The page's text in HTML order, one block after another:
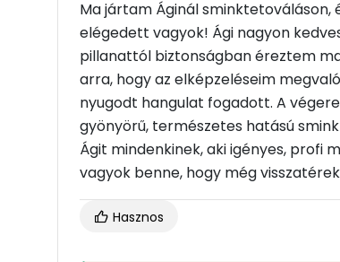
Ma jártam Áginál sminktetováláson,
elégedett vagyok! Ági nagyon
pillanattól biztonságban éreztem
arra, hogy az elképzeléseim
nyugodt hangulat fogadott. A
gyönyörű, természetes hatású
Ágit mindenkinek, aki igényes, profi
vagyok benne, hogy még
Hasznos